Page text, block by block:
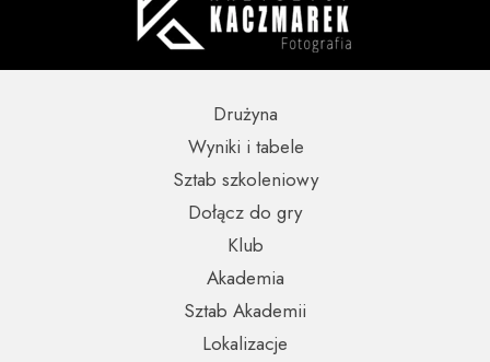
Wyniki i tabele
Lokalizacje
Sztab szkoleniowy
Sztab Akademii
Dołącz do gry
Drużyna
Akademia
Klub